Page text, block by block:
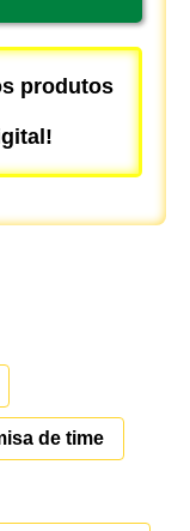
produtos
de time